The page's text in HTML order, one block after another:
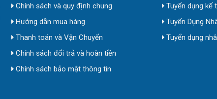
Chính sách và quy định chung
Hướng dẫn mua hàng
Thanh toán và Vận Chuyển
Chính sách đổi trả và hoàn tiền
Chính sách bảo mật thông tin
Tuyển dụng kế
Tuyển Dụng
Tuyển dụng